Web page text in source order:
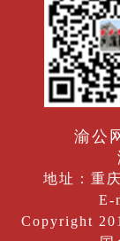
渝公
地址：重
E-
Copyright